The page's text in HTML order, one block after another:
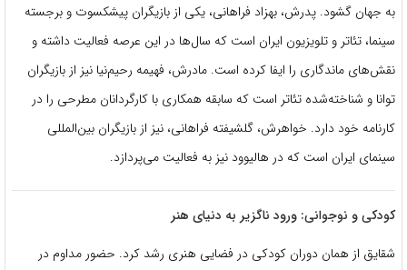
به جهان گشود. پدرش، بهزاد فراهانی، یکی از بازیگران پیشکسوت و برجسته
سینما، تئاتر و تلویزیون ایران است که سال‌ها در این عرصه فعالیت داشته و
نقش‌های ماندگاری را ایفا کرده است. مادرش، فهیمه رحیم‌نیا نیز از بازیگران
توانا و شناخته‌شده تئاتر است که سابقه همکاری با کارگردانان مطرحی را در
کارنامه خود دارد. خواهرش، گلشیفته فراهانی، نیز از بازیگران بین‌المللی
سینمای ایران است که در هالیوود نیز به فعالیت می‌پردازد.
کودکی و نوجوانی: ورود ناگزیر به دنیای هنر
شقایق از همان دوران کودکی در فضایی هنری رشد کرد. حضور مداوم در